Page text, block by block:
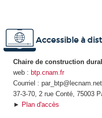
Accessible à
Chaire de construction
web : btp.cnam.fr
Courriel : par_btp@lecnam.net
37-3-70, 2 rue Conté, 75003
► Plan d'accès